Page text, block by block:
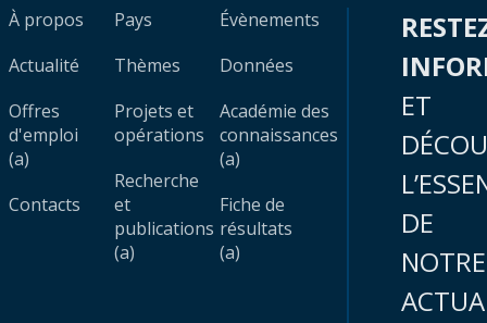
À propos
Actualité
Offres
d'emploi
(a)
Contacts
Pays
Thèmes
Projets et
opérations
Recherche
et
publications
(a)
Évènements
Données
Académie des
connaissances
(a)
Fiche de
résultats
(a)
ET
DE
NOTRE